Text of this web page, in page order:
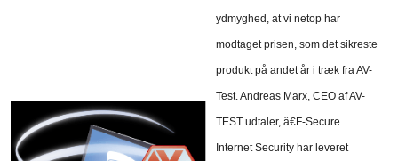
ydmyghed, at vi netop har
modtaget prisen, som det sikreste
produkt på andet år i træk fra AV-
Test. Andreas Marx, CEO af AV-
TEST udtaler, â€F-Secure
Internet Security har leveret